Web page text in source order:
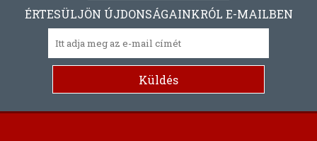
ÉRTESÜLJÖN ÚJDONSÁGAINKRÓL E-MAILBEN